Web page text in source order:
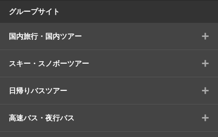
グループサイト
国内旅行・国内ツアー +
スキー・スノボーツアー +
日帰りバスツアー +
高速バス・夜行バス +